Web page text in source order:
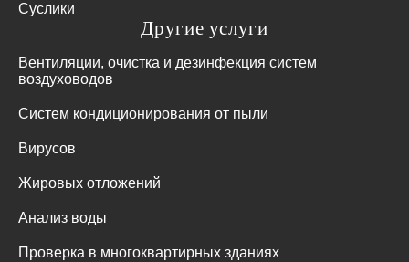
Суслики
Другие услуги
Вентиляции, очистка и дезинфекция систем
воздуховодов
Систем кондиционирования от пыли
Вирусов
Жировых отложений
Анализ воды
Проверка в многоквартирных зданиях